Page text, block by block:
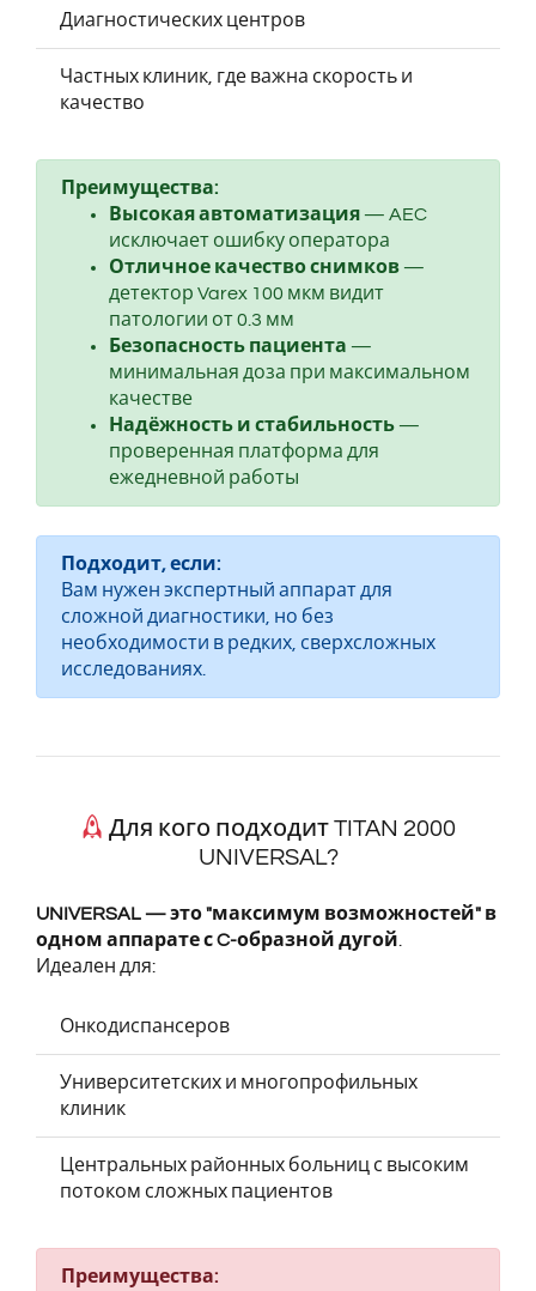
Диагностических центров
Частных клиник, где важна скорость и
качество
Преимущества:
Высокая автоматизация — AEC
исключает ошибку оператора
Отличное качество снимков —
детектор Varex 100 мкм видит
патологии от 0.3 мм
Безопасность пациента —
минимальная доза при максимальном
качестве
Надёжность и стабильность —
проверенная платформа для
ежедневной работы
Подходит, если:
Вам нужен экспертный аппарат для
сложной диагностики, но без
необходимости в редких, сверхсложных
исследованиях.
Для кого подходит TITAN 2000
UNIVERSAL?
UNIVERSAL — это "максимум возможностей" в
одном аппарате с C-образной дугой
Идеален для:
Онкодиспансеров
Университетских и многопрофильных
клиник
Центральных районных больниц с высоким
потоком сложных пациентов
Преимущества: